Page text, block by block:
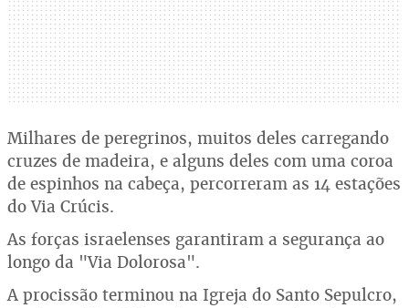
Milhares de peregrinos, muitos deles carregando
cruzes de madeira, e alguns deles com uma coroa
de espinhos na cabeça, percorreram as 14 estações
do Via Crúcis.
As forças israelenses garantiram a segurança ao
longo da "Via Dolorosa".
A procissão terminou na Igreja do Santo Sepulcro,